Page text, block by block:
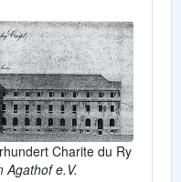
Charite du Ry
Agathof e.V.